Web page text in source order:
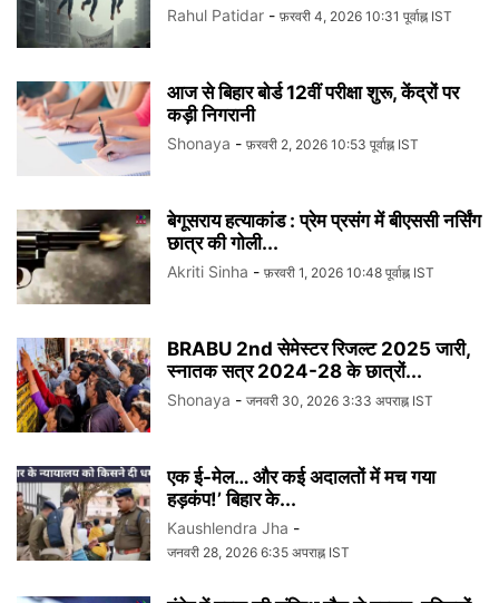
Rahul Patidar - फ़रवरी 4, 2026 10:31 पूर्वाह्न IST
आज से बिहार बोर्ड 12वीं परीक्षा शुरू, केंद्रों पर
कड़ी निगरानी
Shonaya - फ़रवरी 2, 2026 10:53 पूर्वाह्न IST
बेगूसराय हत्याकांड : प्रेम प्रसंग में बीएससी नर्सिंग
छात्र की गोली...
Akriti Sinha - फ़रवरी 1, 2026 10:48 पूर्वाह्न IST
BRABU 2nd सेमेस्टर रिजल्ट 2025 जारी,
स्नातक सत्र 2024-28 के छात्रों...
Shonaya - जनवरी 30, 2026 3:33 अपराह्न IST
एक ई-मेल… और कई अदालतों में मच गया
हड़कंप!’ बिहार के...
Kaushlendra Jha -
जनवरी 28, 2026 6:35 अपराह्न IST